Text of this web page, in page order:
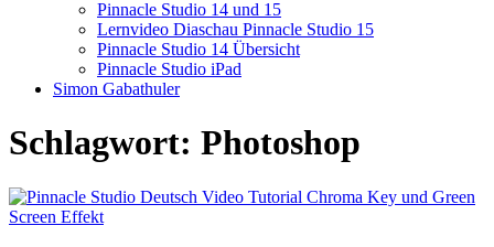
Pinnacle Studio 14 und 15
Lernvideo Diaschau Pinnacle Studio 15
Pinnacle Studio 14 Übersicht
Pinnacle Studio iPad
Simon Gabathuler
Schlagwort: Photoshop